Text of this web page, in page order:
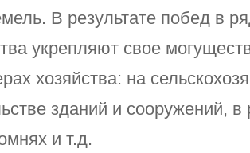
В результате побед в
укрепляют свое
хозяйства: на
зданий и сооружений,
и т.д.